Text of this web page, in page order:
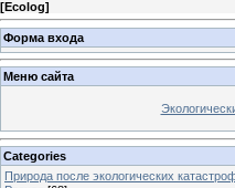
[Ecolog]
Форма входа
Меню сайта
Categories
Природа после экологических